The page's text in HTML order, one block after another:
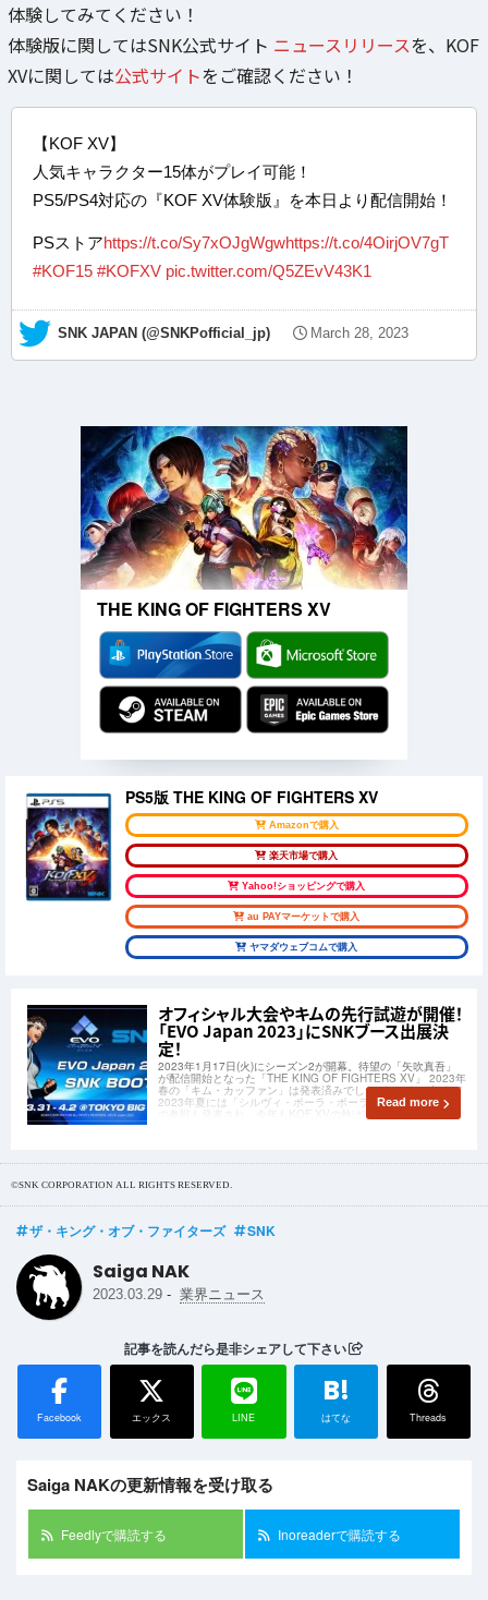
体験してみてください！
体験版に関してはSNK公式サイト ニュースリリースを、KOF
XVに関しては公式サイトをご確認ください！
【KOF XV】
人気キャラクター15体がプレイ可能！
PS5/PS4対応の『KOF XV体験版』を本日より配信開始！
PSストアhttps://t.co/Sy7xOJgWgwhttps://t.co/4OirjOV7gT
#KOF15 #KOFXV pic.twitter.com/Q5ZEvV43K1
— SNK JAPAN (@SNKPofficial_jp) March 28, 2023
THE KING OF FIGHTERS XV
PS5版 THE KING OF FIGHTERS XV
Amazonで購入
楽天市場で購入
Yahoo!ショッピングで購入
au PAYマーケットで購入
ヤマダウェブコムで購入
オフィシャル大会やキムの先行試遊が開催！
「EVO Japan 2023」にSNKブース出展決
定！
2023年1月17日(火)にシーズン2が開幕。待望の「矢吹真吾」
が配信開始となった「THE KING OF FIGHTERS XV」 2023年
春の「キム・カッファン」は発表済みでしたが、それに加えて
2023年夏には「シルヴィ・ポーラ・ポーラ」と「ナジュド」
の参戦も発表され、今年もKOF XVの熱は冷めることはないで
Read more
©SNK CORPORATION ALL RIGHTS RESERVED.
ザ・キング・オブ・ファイターズ SNK
Saiga NAK
2023.03.29 - 業界ニュース
記事を読んだら是非シェアして下さい
Facebook エックス LINE
B!
はてな Threads
Saiga NAKの更新情報を受け取る
Feedlyで購読する Inoreaderで購読する